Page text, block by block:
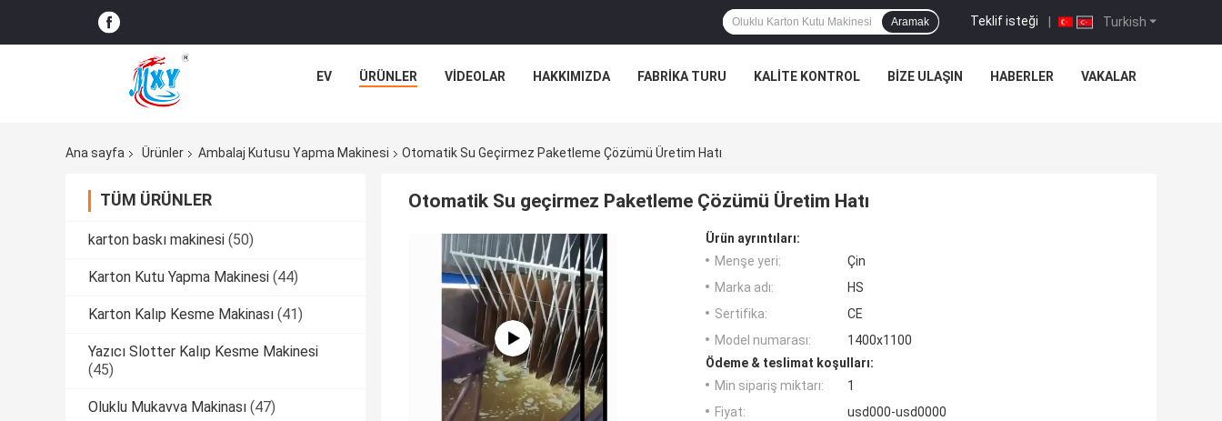
Turkish
Teklif isteği |
Aramak
EV ÜRÜNLER VIDEOLAR HAKKIMIZDA FABRIKA TURU KALITE KONTROL BIZE ULAŞIN HABERLER VAKALAR
Ana sayfa Ürünler Ambalaj Kutusu Yapma Makinesi Otomatik Su Geçirmez Paketleme Çözümü Üretim Hatı
TÜM ÜRÜNLER
karton baskı makinesi (50)
Karton Kutu Yapma Makinesi (44)
Karton Kalıp Kesme Makinası (41)
Yazıcı Slotter Kalıp Kesme Makinesi
(45)
Oluklu Mukavva Makinası (47)
Otomatik Su geçirmez Paketleme Çözümü Üretim Hatı
Ürün ayrıntıları:
Menşe yeri:
Çin
Marka adı:
HS
Sertifika:
CE
Model numarası:
1400x1100
Ödeme & teslimat koşulları:
Min sipariş miktarı:
1
Fiyat:
usd000-usd0000